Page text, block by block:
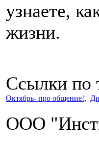
узнаете,
жизни.
Ссылки по
Октябрь- про общение!,
ООО